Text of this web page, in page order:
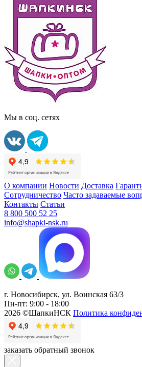
Мы в соц. сетях
О компании Новости Доставка
Сотрудничество Часто задаваемые
Контакты Статьи
8 800 500 52 25
info@shapki-nsk.ru
г. Новосибирск, ул. Воинская 63/3
Пн-пт: 9:00 - 18:00
2026 ©ШапкиНСК Политика
заказать обратный звонок